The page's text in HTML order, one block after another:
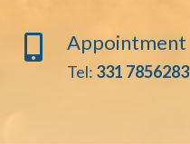
 Appointment
Tel: 331 7856283